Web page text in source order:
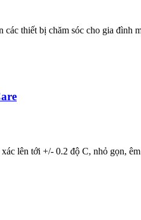
thiết bị chăm sóc cho gia đình
lên tới +/- 0.2 độ C, nhỏ gọn,